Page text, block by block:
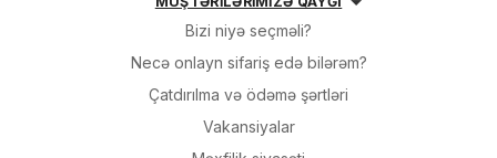
Bizi niyə seçməli?
Necə onlayn sifariş edə bilərəm?
Çatdırılma və ödəmə şərtləri
Vakansiyalar